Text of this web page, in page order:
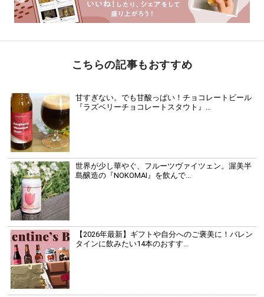
こちらの記事もおすすめ
甘すぎない。でも甘酸っぱい！チョコレートビール
『ラズベリーチョコレートスタウト』...
世界が少し華やぐ、フルーツヴァイツェン。渥美半
島醸造の『NOKOMAI』を飲んで...
【2026年最新】ギフトや自分へのご褒美に！バレン
タインに飲みたい14本のおすす...